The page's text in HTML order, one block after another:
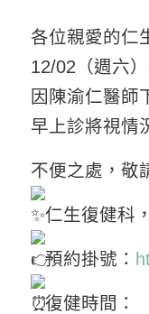
各位親愛的仁
12/02（週六
因陳渝仁醫師
早上診將視情
不便之處，敬
仁生復健科
預約掛號：
復健時間：